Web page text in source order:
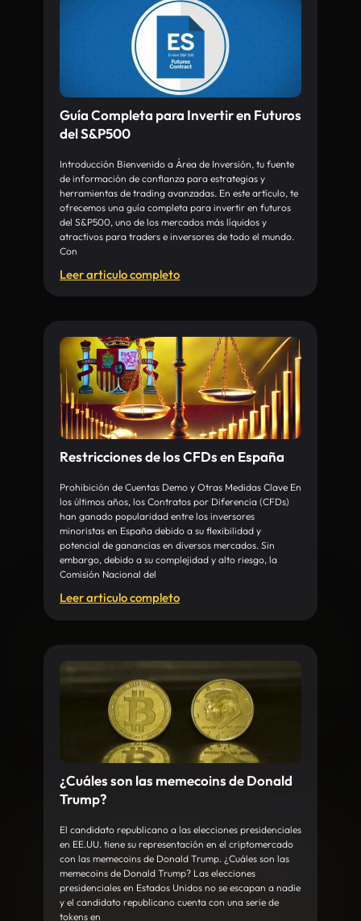
Guía Completa para Invertir en Futuros
del S&P500
Introducción Bienvenido a Área de Inversión, tu fuente
de información de confianza para estrategias y
herramientas de trading avanzadas. En este artículo, te
ofrecemos una guía completa para invertir en futuros
del S&P500, uno de los mercados más líquidos y
atractivos para traders e inversores de todo el mundo.
Con
Leer articulo completo
Restricciones de los CFDs en España
Prohibición de Cuentas Demo y Otras Medidas Clave En
los últimos años, los Contratos por Diferencia (CFDs)
han ganado popularidad entre los inversores
minoristas en España debido a su flexibilidad y
potencial de ganancias en diversos mercados. Sin
embargo, debido a su complejidad y alto riesgo, la
Comisión Nacional del
Leer articulo completo
¿Cuáles son las memecoins de Donald
Trump?
El candidato republicano a las elecciones presidenciales
en EE.UU. tiene su representación en el criptomercado
con las memecoins de Donald Trump. ¿Cuáles son las
memecoins de Donald Trump? Las elecciones
presidenciales en Estados Unidos no se escapan a nadie
y el candidato republicano cuenta con una serie de
tokens en